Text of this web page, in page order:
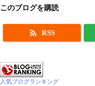
このブログを購読
 RSS
人気ブログランキング